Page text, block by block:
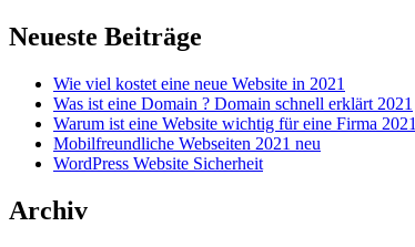
Neueste Beiträge
Wie viel kostet eine neue Website in 2021
Was ist eine Domain ? Domain schnell erklärt 2021
Warum ist eine Website wichtig für eine Firma 2021
Mobilfreundliche Webseiten 2021 neu
WordPress Website Sicherheit
Archiv